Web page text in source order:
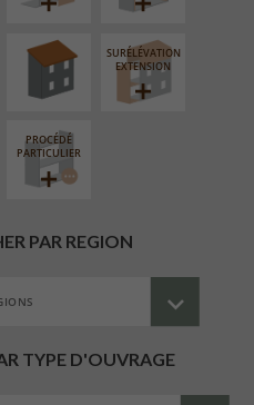
SURÉLÉVATION
EXTENSION
PROCÉDÉ
PARTICULIER
PAR REGION
TYPE D'OUVRAGE